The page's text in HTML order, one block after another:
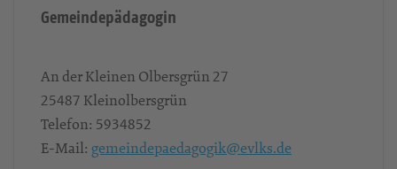
Gemeindepädagogin
An der Kleinen Olbersgrün 27
25487 Kleinolbersgrün
Telefon: 5934852
E-Mail: gemeindepaedagogik@evlks.de